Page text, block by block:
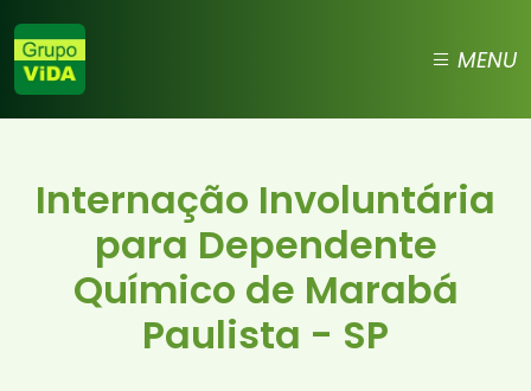
MENU
Internação Involuntária
para Dependente
Químico de Marabá
Paulista - SP